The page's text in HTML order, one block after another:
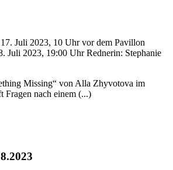
Juli 2023, 10 Uhr vor dem Pavillon
Juli 2023, 19:00 Uhr Rednerin: Stephanie
Missing“ von Alla Zhyvotova im
nach einem (...)